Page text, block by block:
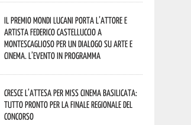
Il Premio Mondi Lucani porta l’attore e
artista Federico Castelluccio a
Montescaglioso per un dialogo su arte e
cinema. L’evento in programma
Cresce l’attesa per Miss Cinema Basilicata:
tutto pronto per la finale regionale del
concorso